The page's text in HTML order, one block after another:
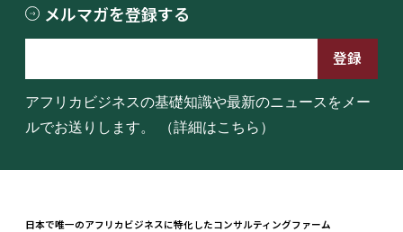
メルマガを登録する
アフリカビジネスの基礎知識や最新のニュースをメー
ルでお送りします。
（詳細はこちら）
日本で唯一のアフリカビジネスに特化したコンサルティングファーム